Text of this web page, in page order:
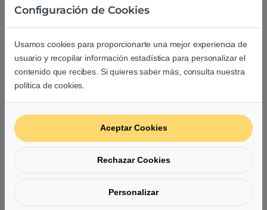
Aún no hay reseñas.
Preguntas y respuestas de los
usuarios sobre este producto
Configuración de Cookies
Usamos cookies para proporcionarte una mejor experiencia de
usuario y recopilar información estadística para personalizar el
contenido que recibes. Si quieres saber más, consulta nuestra
política de cookies.
Aceptar Cookies
Rechazar Cookies
Personalizar